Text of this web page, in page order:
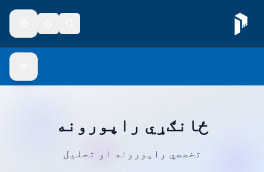
ځانګړي راپورونه
تخصصي راپورونه او تحلیل